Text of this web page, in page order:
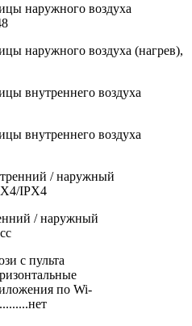
наружного воздуха
наружного воздуха (нагрев),
внутреннего воздуха
внутреннего воздуха
/ наружный
IPX4
/ наружный
с пульта
по Wi-